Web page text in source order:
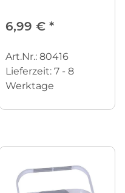
6,99 € *
Art.Nr.: 80416
Lieferzeit: 7 - 8
Werktage